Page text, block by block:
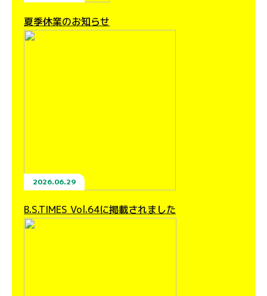
夏季休業のお知らせ
2026.06.29
B.S.TIMES Vol.64に掲載されました